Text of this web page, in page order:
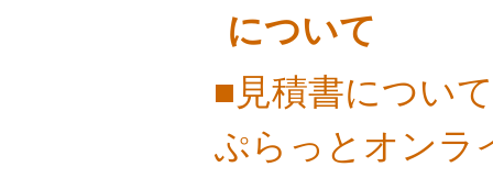
について
■見積書について
ぷらっとオンラ